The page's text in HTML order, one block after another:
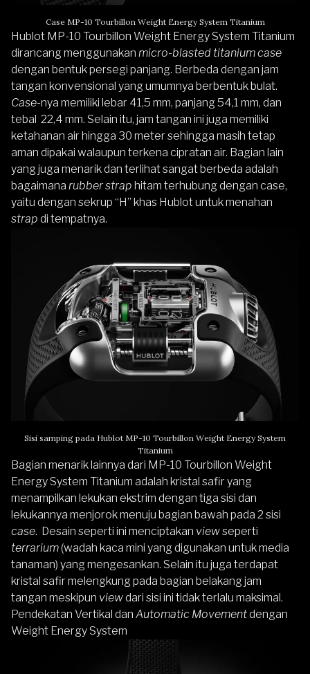
Case MP-10 Tourbillon Weight Energy System Titanium
Hublot MP-10 Tourbillon Weight Energy System Titanium
dirancang menggunakan micro-blasted titanium case
dengan bentuk persegi panjang. Berbeda dengan jam
tangan konvensional yang umumnya berbentuk bulat.
Case-nya memiliki lebar 41,5 mm, panjang 54,1 mm, dan
tebal 22,4 mm. Selain itu, jam tangan ini juga memiliki
ketahanan air hingga 30 meter sehingga masih tetap
aman dipakai walaupun terkena cipratan air. Bagian lain
yang juga menarik dan terlihat sangat berbeda adalah
bagaimana rubber strap hitam terhubung dengan case,
yaitu dengan sekrup “H” khas Hublot untuk menahan
strap di tempatnya.
Sisi samping pada Hublot MP-10 Tourbillon Weight Energy System
Titanium
Bagian menarik lainnya dari MP-10 Tourbillon Weight
Energy System Titanium adalah kristal safir yang
menampilkan lekukan ekstrim dengan tiga sisi dan
lekukannya menjorok menuju bagian bawah pada 2 sisi
case. Desain seperti ini menciptakan viewseperti
terrarium(wadah kaca mini yang digunakan untuk media
tanaman) yang mengesankan. Selain itu juga terdapat
kristal safir melengkung pada bagian belakang jam
tangan meskipun viewdari sisi ini tidak terlalu maksimal.
Pendekatan Vertikal dan Automatic Movementdengan
Weight Energy System